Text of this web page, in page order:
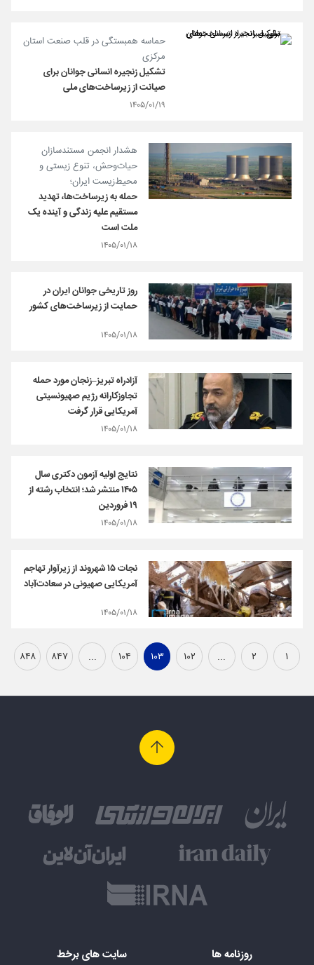
حماسه همبستگی در قلب صنعت استان
مرکزی
تشکیل زنجیره انسانی جوانان برای
صیانت از زیرساخت‌های ملی
۱۴۰۵/۰۱/۱۹
هشدار انجمن مستندسازان
حیات‌وحش، تنوع زیستی و
محیط‌زیست ایران؛
حمله به زیرساخت‌ها، تهدید
مستقیم علیه زندگی و آینده یک
ملت است
۱۴۰۵/۰۱/۱۸
روز تاریخی جوانان ایران در
حمایت از زیرساخت‌های کشور
۱۴۰۵/۰۱/۱۸
آزادراه تبریز–زنجان مورد حمله
تجاوزکارانه رژیم صهیونسیتی
آمریکایی قرار گرفت
۱۴۰۵/۰۱/۱۸
نتایج اولیه آزمون دکتری سال
۱۴۰۵ منتشر شد؛ انتخاب رشته از
۱۹ فروردین
۱۴۰۵/۰۱/۱۸
نجات ۱۵ شهروند از زیرآوار تهاجم
آمریکایی صهیونی در سعادت‌آباد
۱۴۰۵/۰۱/۱۸
۱ ۲ ... ۱۰۲ ۱۰۳ ۱۰۴ ... ۸۴۷ ۸۴۸
روزنامه ها سایت های برخط